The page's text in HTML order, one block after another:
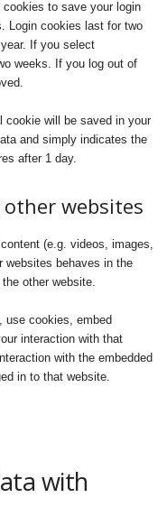
to save your login
Login cookies last for two
If you select
weeks. If you log out of
cookie will be saved in your
and simply indicates the
after 1 day.
websites
(e.g. videos, images,
websites behaves in the
other website.
use cookies, embed
interaction with that
with the embedded
in to that website.
with